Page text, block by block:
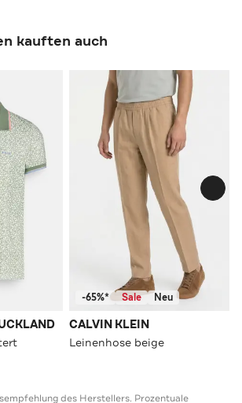
kauften auch
-65%* Sale Neu
CALVIN KLEIN
Leinenhose beige
des Herstellers. Prozentuale